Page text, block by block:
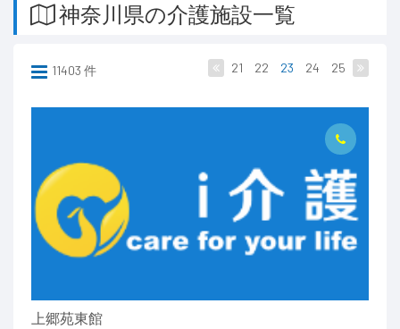
神奈川県の介護施設一覧
11403 件 21 22 23 24 25
上郷苑東館